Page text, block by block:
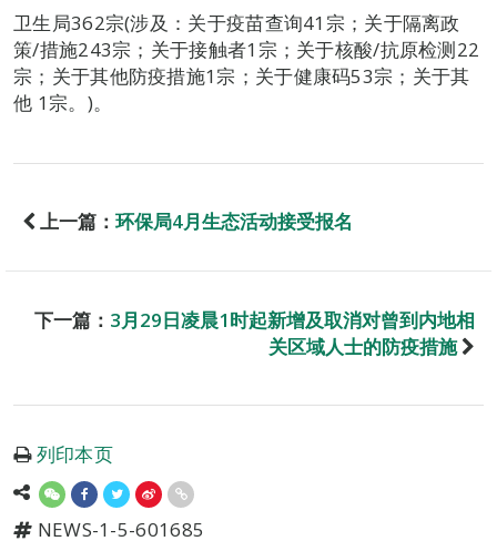
卫生局362宗(涉及：关于疫苗查询41宗；关于隔离政
策/措施243宗；关于接触者1宗；关于核酸/抗原检测22
宗；关于其他防疫措施1宗；关于健康码53宗；关于其
他 1宗。)。
上一篇： 环保局4月生态活动接受报名
下一篇： 3月29日凌晨1时起新增及取消对曾到内地相
关区域人士的防疫措施
列印本页
NEWS-1-5-601685